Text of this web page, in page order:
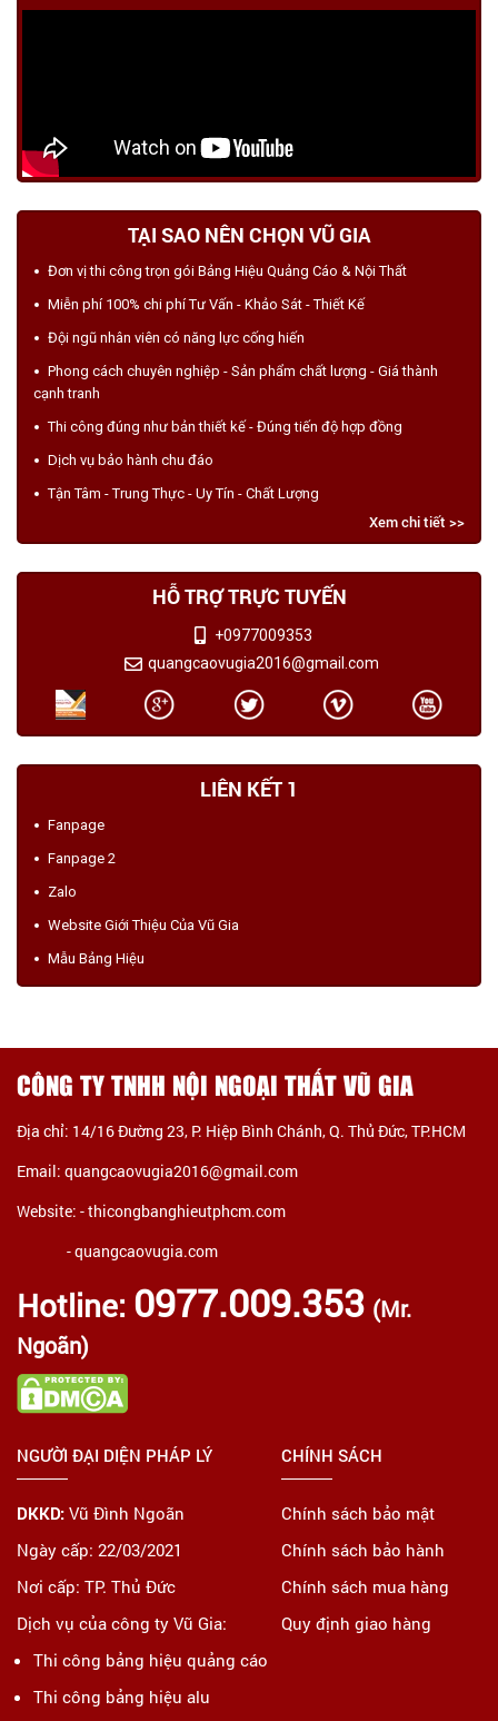
TẠI SAO NÊN CHỌN VŨ GIA
Đơn vị thi công trọn gói Bảng Hiệu Quảng Cáo & Nội Thất
Miễn phí 100% chi phí Tư Vấn - Khảo Sát - Thiết Kế
Đội ngũ nhân viên có năng lực cống hiến
Phong cách chuyên nghiệp - Sản phẩm chất lượng - Giá thành
cạnh tranh
Thi công đúng như bản thiết kế - Đúng tiến độ hợp đồng
Dịch vụ bảo hành chu đáo
Tận Tâm - Trung Thực - Uy Tín - Chất Lượng
Xem chi tiết >>
HỖ TRỢ TRỰC TUYẾN
+0977009353
quangcaovugia2016@gmail.com
LIÊN KẾT 1
Fanpage
Fanpage 2
Zalo
Website Giới Thiệu Của Vũ Gia
Mẫu Bảng Hiệu
CÔNG TY TNHH NỘI NGOẠI THẤT VŨ GIA
Địa chỉ: 14/16 Đường 23, P. Hiệp Bình Chánh, Q. Thủ Đức, TP.HCM
Email: quangcaovugia2016@gmail.com
Website: -thicongbanghieutphcm.com
- quangcaovugia.com
Hotline: 0977.009.353 (Mr.
Ngoãn)
NGƯỜI ĐẠI DIỆN PHÁP LÝ
DKKD: Vũ Đình Ngoãn
Ngày cấp: 22/03/2021
Nơi cấp: TP. Thủ Đức
Dịch vụ của công ty Vũ Gia:
Thi công bảng hiệu quảng cáo
Thi công bảng hiệu alu
CHÍNH SÁCH
Chính sách bảo mật
Chính sách bảo hành
Chính sách mua hàng
Quy định giao hàng